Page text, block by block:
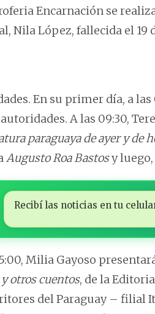
Encarnación se
Nila López, fallecida el 19
En su primer día, a
A las 09:30,
paraguaya de ayer y de
Augusto Roa Bastosy luego,
Recibí las noticias en tu
Milia Gayoso
otros cuentos, de la
del Paraguay – filial